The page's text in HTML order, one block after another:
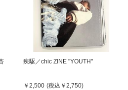
疾駆／chic ZINE "YOUTH"
￥2,500 (税込 ￥2,750)